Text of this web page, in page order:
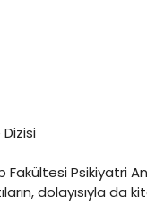
Dizisi
Fakültesi Psikiyatri
dolayısıyla da